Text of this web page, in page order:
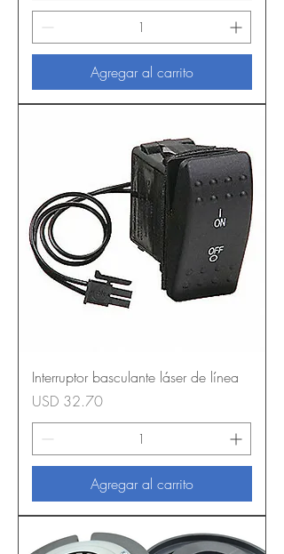
Agregar al carrito
Interruptor basculante láser de línea
Precio
USD 32.70
Agregar al carrito